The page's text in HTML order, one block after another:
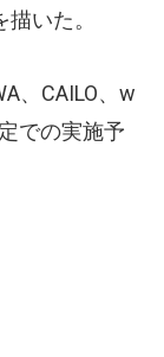
いた。
、CAILO、w
での実施予